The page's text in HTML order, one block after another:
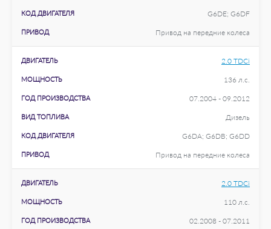
КОД ДВИГАТЕЛЯ G6DE; G6DF
ПРИВОД Привод на передние колеса
ДВИГАТЕЛЬ 2.0 TDCi
МОЩНОСТЬ 136 л.с.
ГОД ПРОИЗВОДСТВА 07.2004 - 09.2012
ВИД ТОПЛИВА Дизель
КОД ДВИГАТЕЛЯ G6DA; G6DB; G6DD
ПРИВОД Привод на передние колеса
ДВИГАТЕЛЬ 2.0 TDCi
МОЩНОСТЬ 110 л.с.
ГОД ПРОИЗВОДСТВА 02.2008 - 07.2011